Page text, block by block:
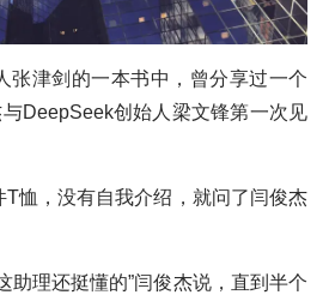
张津剑的一本书中，曾分享过一个
DeepSeek创始人梁文锋第一次见
恤，没有自我介绍，就问了闫俊杰
助理还挺懂的”闫俊杰说，直到半个